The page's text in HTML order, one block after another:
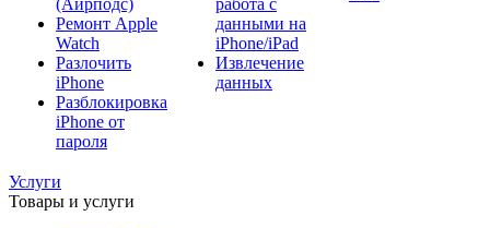
(Аирподс)
Ремонт Apple
Watch
Разлочить
iPhone
Разблокировка
iPhone от
пароля
работа с
данными на
iPhone/iPad
Извлечение
данных
Услуги
Товары и услуги